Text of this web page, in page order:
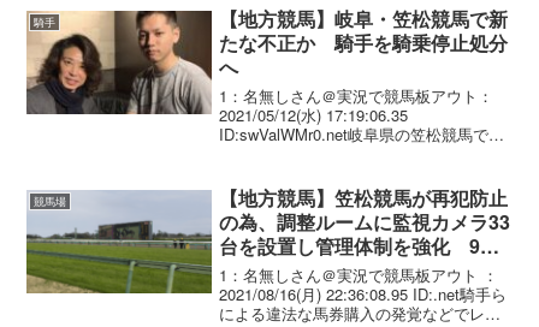
の馬券を不正購入...
騎手
【地方競馬】岐阜・笠松競馬で新
たな不正か 騎手を騎乗停止処分
へ
1：名無しさん＠実況で競馬板アウト：
2021/05/12(水) 17:19:06.35
ID:swValWMr0.net岐阜県の笠松競馬で新
手が主催したSNSの懸賞に...
競馬場
【地方競馬】笠松競馬が再犯防止
の為、調整ルームに監視カメラ33
台を設置し管理体制を強化 9月8
日からレース再開
1：名無しさん＠実況で競馬板アウト ：
2021/08/16(月) 22:36:08.95 ID:.net騎手ら
による違法な馬券購入の発覚などでレー